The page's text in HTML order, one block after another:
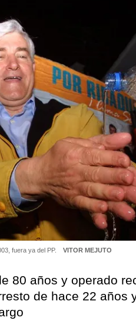
fuera ya del PP. VITOR MEJUTO
80 años y operado
de hace 22 años